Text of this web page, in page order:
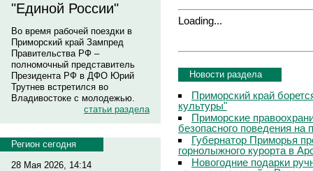
"Единой России"
Во время рабочей поездки в
Приморский край Зампред
Правительства РФ –
полномочный представитель
Президента РФ в ДФО Юрий
Трутнев встретился во
Владивостоке с молодежью.
статьи раздела
Регион сегодня
28 Мая 2026, 14:14
Loading...
Новости раздела
Приморский край
культуры"
Приморские
безопасного поведения
Губернатор Приморья
горнолыжного курорта в
Новогодние подарки